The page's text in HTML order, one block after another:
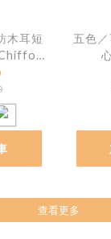
木耳短
五色
查看更多